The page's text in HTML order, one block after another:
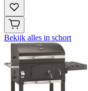
Bekijk alles in schort